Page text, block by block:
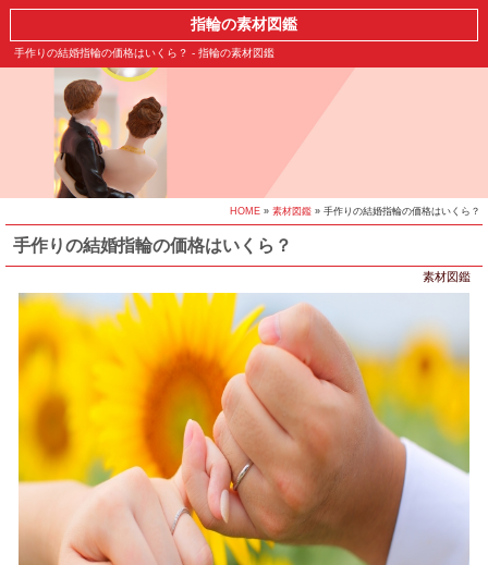
指輪の素材図鑑
手作りの結婚指輪の価格はいくら？ - 指輪の素材図鑑
HOME » 素材図鑑 » 手作りの結婚指輪の価格はいくら？
手作りの結婚指輪の価格はいくら？
素材図鑑